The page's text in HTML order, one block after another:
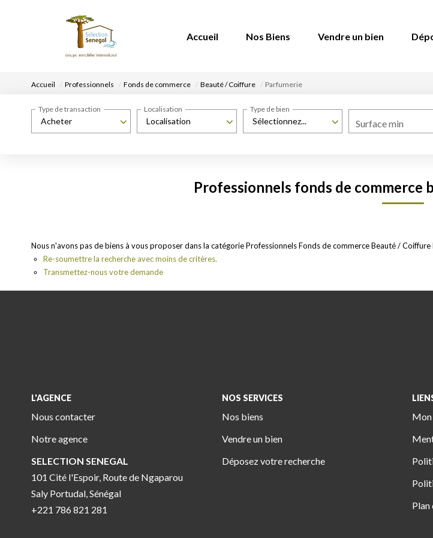
Accueil Nos Biens Vendre un bien
Accueil Professionnels Fonds de commerce Beauté / Coiffure Parfumerie
Acheter
Type de transaction
Localisation
Localisation
Sélectionnez...
Type de bien
Surface min
Professionnels fonds de
Nous n'avons pas de biens à vous proposer dans la catégorie Professionnels Fonds de commerce Beauté /
Re-soumettre la recherche avec moins de critères.
Transmettez-nous votre demande
L'AGENCE
Nous contacter
Notre agence
SELECTION SENEGAL
101 Cité l'Espoir, Route de Ngaparou
Saly Portudal, Sénégal
+221 786 821 281
NOS SERVICES
Nos biens
Vendre un bien
Déposez votre recherche
Plan